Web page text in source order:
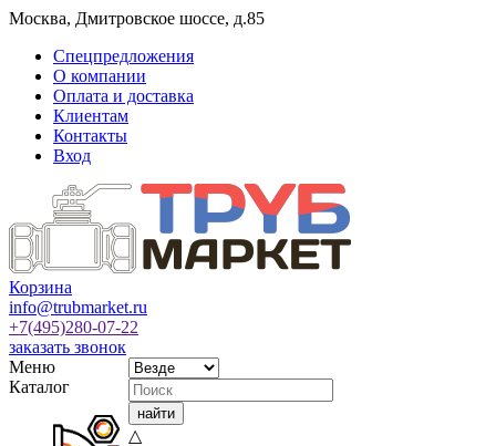
Москва, Дмитровское шоссе, д.85
Спецпредложения
О компании
Оплата и доставка
Клиентам
Контакты
Вход
Корзина
info@trubmarket.ru
+7(495)280-07-22
заказать звонок
Меню
Каталог
△